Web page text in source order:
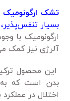
تشک ارگونومیک
بسیار
ارگونومیک با
آلرژی نیز کمک
این محصول
بدن است که به
اختلال در